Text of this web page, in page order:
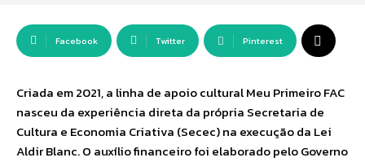
Facebook Twitter Pinterest
Criada em 2021, a linha de apoio cultural Meu Primeiro FAC
nasceu da experiência direta da própria Secretaria de
Cultura e Economia Criativa (Secec) na execução da Lei
Aldir Blanc. O auxílio financeiro foi elaborado pelo Governo